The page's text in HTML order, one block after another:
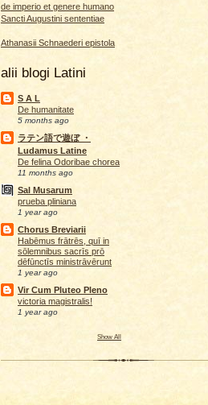
de imperio et genere humano
Sancti Augustini sententiae
Athanasii Schnaederi epistola
alii blogi Latini
S A L
De humanitate
5 months ago
ラテン語で遊ぼ ・
Ludamus Latine
De felina Odoribae chorea
11 months ago
Sal Musarum
prueba pliniana
1 year ago
Chorus Breviarii
Habēmus frātrēs, quī in
sōlemnibus sacrīs prō
dēfūnctīs ministrāvērunt
1 year ago
Vir Cum Pluteo Pleno
victoria magistralis!
1 year ago
Show All